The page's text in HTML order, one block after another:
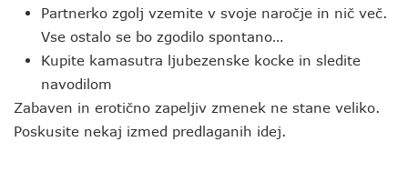
Partnerko zgolj vzemite v svoje naročje in nič več.
Vse ostalo se bo zgodilo spontano…
Kupite kamasutra ljubezenske kocke in sledite
navodilom
Zabaven in erotično zapeljiv zmenek ne stane veliko.
Poskusite nekaj izmed predlaganih idej.